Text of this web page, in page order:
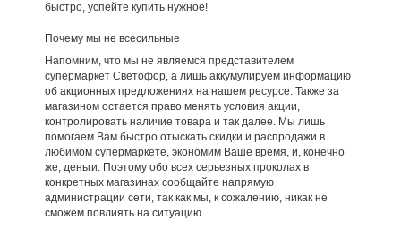
быстро, успейте купить нужное!
Почему мы не всесильные
Напомним, что мы не являемся представителем
супермаркет Светофор, а лишь аккумулируем информацию
об акционных предложениях на нашем ресурсе. Также за
магазином остается право менять условия акции,
контролировать наличие товара и так далее. Мы лишь
помогаем Вам быстро отыскать скидки и распродажи в
любимом супермаркете, экономим Ваше время, и, конечно
же, деньги. Поэтому обо всех серьезных проколах в
конкретных магазинах сообщайте напрямую
администрации сети, так как мы, к сожалению, никак не
сможем повлиять на ситуацию.